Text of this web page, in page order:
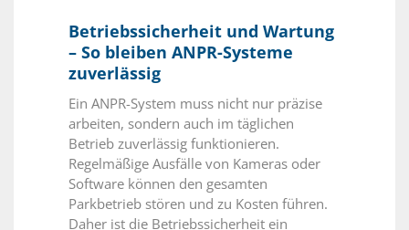
Betriebssicherheit und Wartung
– So bleiben ANPR-Systeme
zuverlässig
Ein ANPR-System muss nicht nur präzise
arbeiten, sondern auch im täglichen
Betrieb zuverlässig funktionieren.
Regelmäßige Ausfälle von Kameras oder
Software können den gesamten
Parkbetrieb stören und zu Kosten führen.
Daher ist die Betriebssicherheit ein